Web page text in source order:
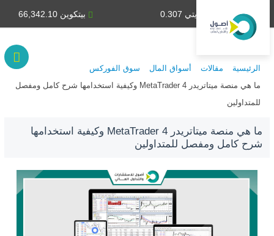
بيتكوين 66,342.10 دينار كويتي 0.307
الرئيسية مقالات أسواق المال
سوق الفوركس
ما هي منصة ميتاتريدر 4 MetaTrader وكيفية استخدامها شرح كامل ومفصل
للمتداولين
ما هي منصة ميتاتريدر 4 MetaTrader وكيفية استخدامها
شرح كامل ومفصل للمتداولين